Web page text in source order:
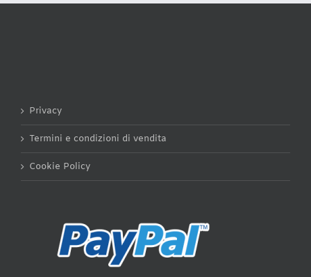
Privacy
Termini e condizioni di vendita
Cookie Policy